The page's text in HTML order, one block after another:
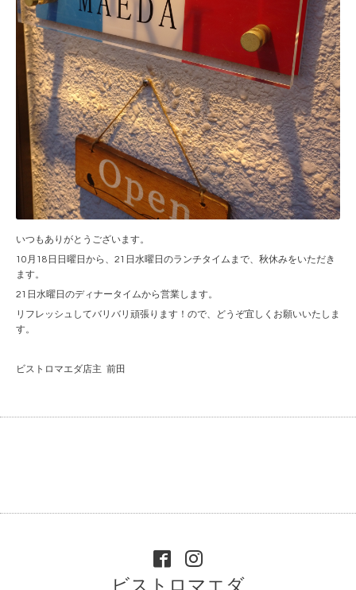
いつもありがとうございます。
10月18日日曜日から、21日水曜日のランチタイムまで、秋休みをいただき
ます。
21日水曜日のディナータイムから営業します。
リフレッシュしてバリバリ頑張ります！ので、どうぞ宜しくお願いいたしま
す。
ビストロマエダ店主 前田
ビストロマエダ